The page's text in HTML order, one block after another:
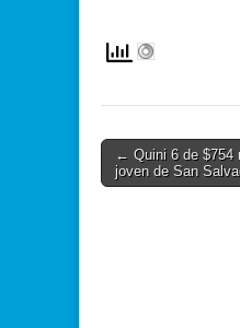
Post
navigation
← Quini 6 de $754
joven de San